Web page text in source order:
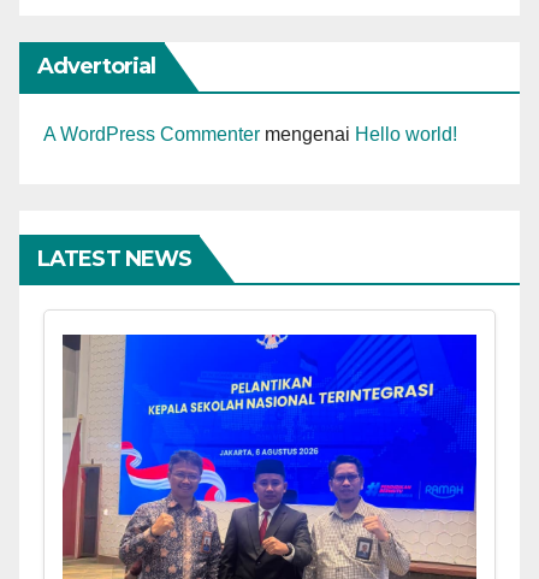
Advertorial
A WordPress Commenter mengenai Hello world!
LATEST NEWS